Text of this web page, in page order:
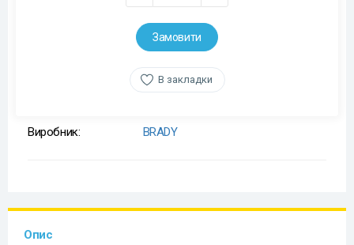
Замовити
В закладки
Виробник: BRADY
Опис